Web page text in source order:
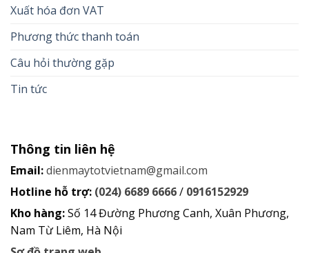
Xuất hóa đơn VAT
Phương thức thanh toán
Câu hỏi thường gặp
Tin tức
Thông tin liên hệ
Email:dienmaytotvietnam@gmail.com
Hotline hỗ trợ: (024) 6689 6666/ 0916152929
Kho hàng:Số 14 Đường Phương Canh, Xuân Phương,
Nam Từ Liêm, Hà Nội